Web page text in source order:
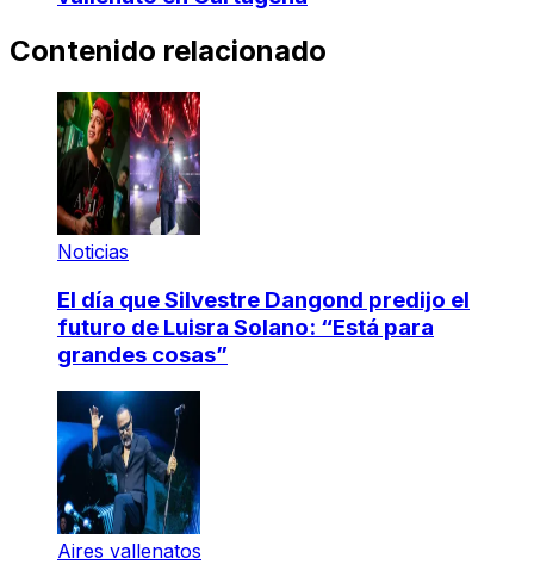
Contenido relacionado
Noticias
El día que Silvestre Dangond predijo el
futuro de Luisra Solano: “Está para
grandes cosas”
Aires vallenatos